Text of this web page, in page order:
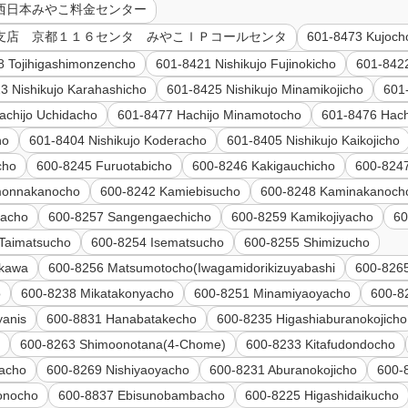
本みやこ料金センター
京都１１６センタ みやこＩＰコールセンタ
601-8473
Tojihigashimonzencho
601-8421 Nishikujo Fujinokicho
601-
Nishikujo Karahashicho
601-8425 Nishikujo Minamikojicho
Uchidacho
601-8477 Hachijo Minamotocho
601-8476
601-8404 Nishikujo Koderacho
601-8405 Nishikujo Kaikojicho
600-8245 Furuotabicho 600-8246 Kakigauchicho
600-
600-8242 Kamiebisucho
600-8248
600-8257 Sangengaechicho 600-8259 Kamikojiyacho
600-8254 Isematsucho
600-8255 Shimizucho
600-8256 Matsumotocho(Iwagamidorikizuyabashi
600-
600-8238 Mikatakonyacho 600-8251 Minamiyaoyacho
600-
600-8831 Hanabatakecho
600-8235 Higashiaburanokojicho
600-8263 Shimoonotana(4-Chome)
600-8233 Kitafudondocho
600-8269 Nishiyaoyacho 600-8231 Aburanokojicho
600-
600-8837 Ebisunobambacho 600-8225 Higashidaikucho